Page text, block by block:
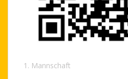
1. Mannschaft